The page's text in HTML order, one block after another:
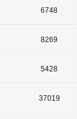
6748
8269
5428
37019